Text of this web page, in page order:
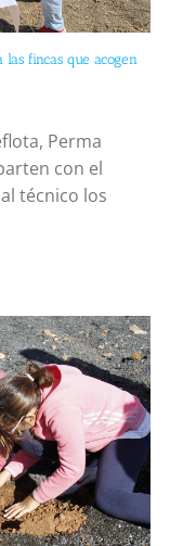
fincas que acogen
Perma
con el
técnico los